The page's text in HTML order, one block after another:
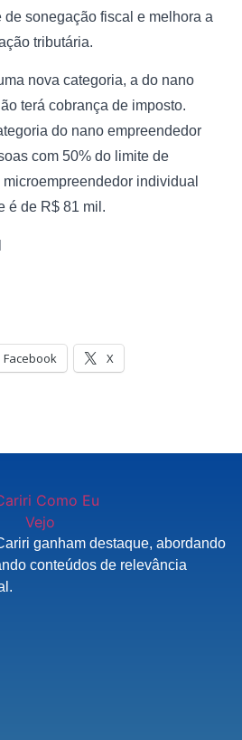
sonegação fiscal e melhora a
tributária.
nova categoria, a do nano
terá cobrança de imposto.
do nano empreendedor
com 50% do limite de
individual
é de R$ 81 mil.
Facebook X
ganham destaque, abordando
conteúdos de relevância